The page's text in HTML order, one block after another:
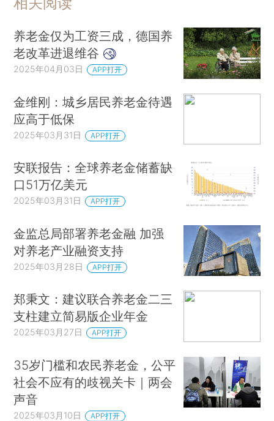
养老金仅为工资三成，德国养
老改革进退维谷
2025年04月03日 APP打开
金维刚：城乡居民养老金待遇
应高于低保
2025年03月31日 APP打开
安联报告：全球养老金储蓄缺
口51万亿美元
2025年03月31日 APP打开
金监总局部署养老金融 加强
对养老产业融资支持
2025年03月28日 APP打开
郑秉文：建议联合养老金二三
支柱建立简易版企业年金
2025年03月27日 APP打开
35岁门槛和农民养老金，公平
社会不应有的歧视关卡｜两会
声音
2025年03月10日 APP打开